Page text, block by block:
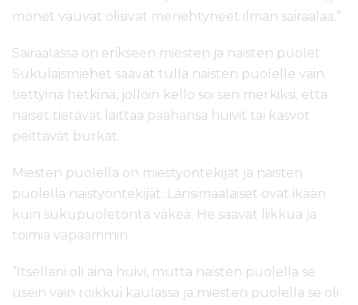
monet vauvat olisivat menehtyneet ilman sairaalaa.”
Sairaalassa on erikseen miesten ja naisten puolet.
Sukulaismiehet saavat tulla naisten puolelle vain
tiettyinä hetkinä, jolloin kello soi sen merkiksi, että
naiset tietävät laittaa päähänsä huivit tai kasvot
peittävät burkat.
Miesten puolella on miestyöntekijät ja naisten
puolella naistyöntekijät. Länsimaalaiset ovat ikään
kuin sukupuoletonta väkeä. He saavat liikkua ja
toimia vapaammin.
”Itselläni oli aina huivi, mutta naisten puolella se
usein vain roikkui kaulassa ja miesten puolella se oli